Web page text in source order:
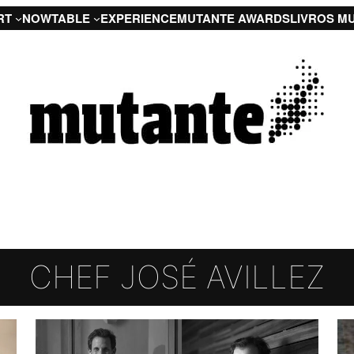
NOWTABLE EXPERIENCEMUTANTE AWARDSLIVROS
CHEF JOSÉ AVILLEZ